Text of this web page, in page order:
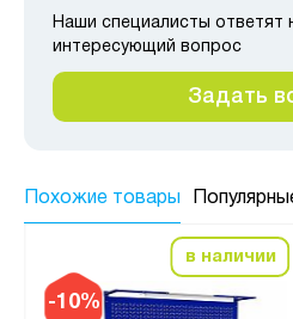
Наши специалисты ответят
интересующий вопрос
Задать
Похожие товары
-10%
в наличии